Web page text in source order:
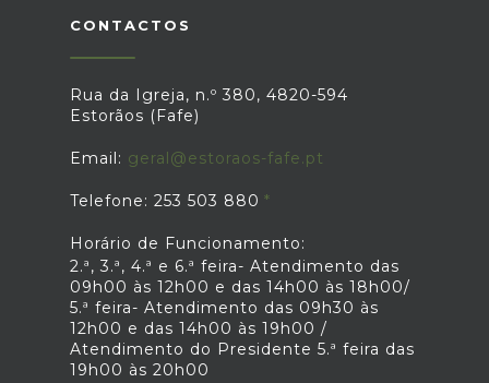
permanecem válidos até à data de
custos para a renovação do Cartão de
IRN apostam em quiosques
biométricosPara facilitar a renovação
Agência para a Modernização
Registos e do Notariado (IRN), o
a Imprensa Nacional Casa da Moeda
vão, no futuro, criar quiosques
biométricos.Com estes quiosques de
atendimento self-service, deixa de ser
necessário a recolha de dados
biométricos no atendimento presencial
nos balcões do IRN.Fonte: Portal da
CONTACTOS
Rua da Igreja, n.º 380, 4820-594
Estorãos (Fafe)
Email: geral@estoraos-fafe.pt
Telefone: 253 503 880
Horário de Funcionamento:
2.ª, 3.ª, 4.ª e 6.ª feira- Atendimento das
09h00 às 12h00 e das 14h00 às 18h00/
5.ª feira- Atendimento das 09h30 às
12h00 e das 14h00 às 19h00 /
Atendimento do Presidente 5.ª feira das
19h00 às 20h00